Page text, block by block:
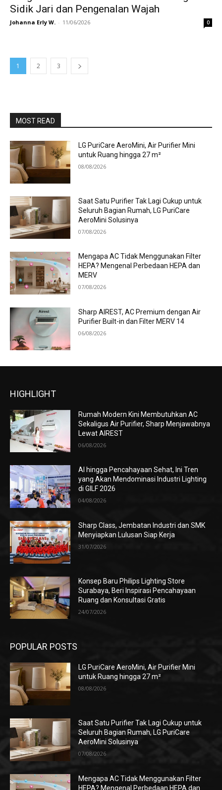
Sidik Jari dan Pengenalan Wajah
Johanna Erly W. - 11/06/2026 0
1 2 3
MOST READ
LG PuriCare AeroMini, Air Purifier Mini
untuk Ruang hingga 27 m²
08/08/2026
Saat Satu Purifier Tak Lagi Cukup untuk
Seluruh Bagian Rumah, LG PuriCare
AeroMini Solusinya
07/08/2026
Mengapa AC Tidak Menggunakan Filter
HEPA? Mengenal Perbedaan HEPA dan
MERV
07/08/2026
Sharp AIREST, AC Premium dengan Air
Purifier Built-in dan Filter MERV 14
06/08/2026
HIGHLIGHT
Rumah Modern Kini Membutuhkan AC
Sekaligus Air Purifier, Sharp Menjawabnya
Lewat AIREST
06/08/2026
AI hingga Pencahayaan Sehat, Ini Tren
yang Akan Mendominasi Industri Lighting
di GILF 2026
04/08/2026
Sharp Class, Jembatan Industri dan SMK
Menyiapkan Lulusan Siap Kerja
31/07/2026
Konsep Baru Philips Lighting Store
Surabaya, Beri Inspirasi Pencahayaan
Ruang dan Konsultasi Gratis
24/07/2026
POPULAR POSTS
LG PuriCare AeroMini, Air Purifier Mini
untuk Ruang hingga 27 m²
08/08/2026
Saat Satu Purifier Tak Lagi Cukup untuk
Seluruh Bagian Rumah, LG PuriCare
AeroMini Solusinya
07/08/2026
Mengapa AC Tidak Menggunakan Filter
HEPA? Mengenal Perbedaan HEPA dan